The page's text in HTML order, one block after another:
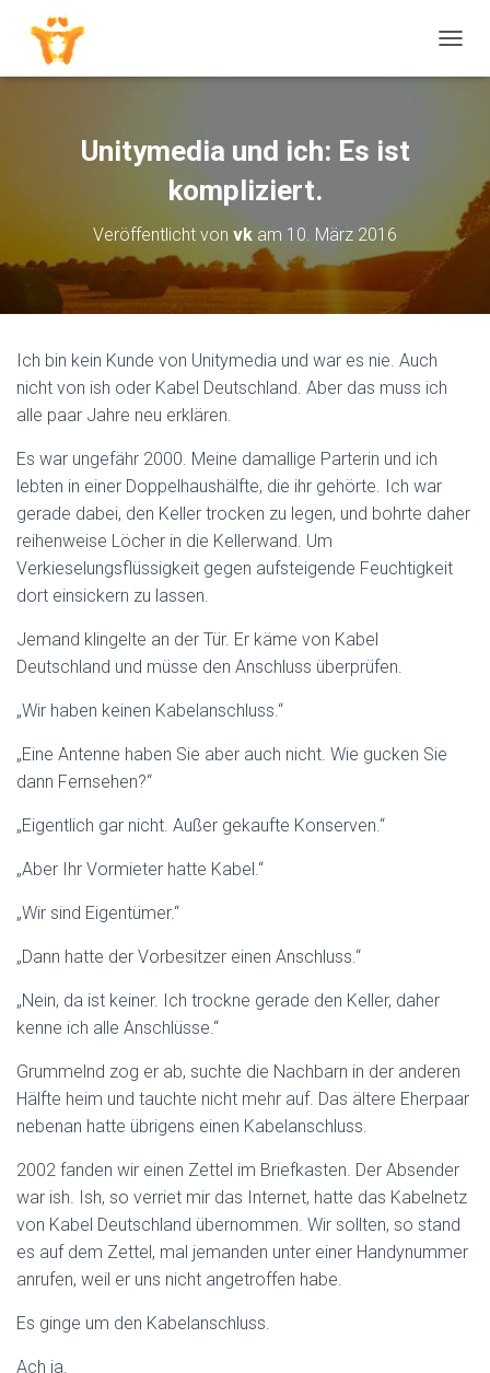
A
N
Unitymedia und ich: Es ist
kompliziert.
Veröffentlicht von vk am 10. März 2016
Ich bin kein Kunde von Unitymedia und war es nie. Auch
nicht von ish oder Kabel Deutschland. Aber das muss ich
alle paar Jahre neu erklären.
Es war ungefähr 2000. Meine damallige Parterin und ich
lebten in einer Doppelhaushälfte, die ihr gehörte. Ich war
gerade dabei, den Keller trocken zu legen, und bohrte daher
reihenweise Löcher in die Kellerwand. Um
Verkieselungsflüssigkeit gegen aufsteigende Feuchtigkeit
dort einsickern zu lassen.
Jemand klingelte an der Tür. Er käme von Kabel
Deutschland und müsse den Anschluss überprüfen.
„Wir haben keinen Kabelanschluss.“
„Eine Antenne haben Sie aber auch nicht. Wie gucken Sie
dann Fernsehen?“
„Eigentlich gar nicht. Außer gekaufte Konserven.“
„Aber Ihr Vormieter hatte Kabel.“
„Wir sind Eigentümer.“
„Dann hatte der Vorbesitzer einen Anschluss.“
„Nein, da ist keiner. Ich trockne gerade den Keller, daher
kenne ich alle Anschlüsse.“
Grummelnd zog er ab, suchte die Nachbarn in der anderen
Hälfte heim und tauchte nicht mehr auf. Das ältere Eherpaar
nebenan hatte übrigens einen Kabelanschluss.
2002 fanden wir einen Zettel im Briefkasten. Der Absender
war ish. Ish, so verriet mir das Internet, hatte das Kabelnetz
von Kabel Deutschland übernommen. Wir sollten, so stand
es auf dem Zettel, mal jemanden unter einer Handynummer
anrufen, weil er uns nicht angetroffen habe.
Es ginge um den Kabelanschluss.
Ach ja.